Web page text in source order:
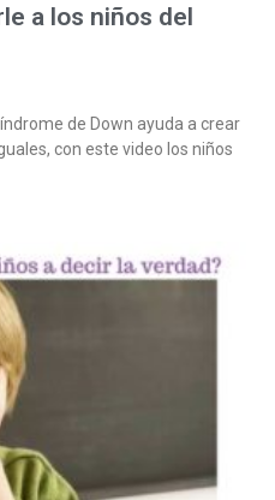
a los niños del
de Down ayuda a crear
con este video los niños